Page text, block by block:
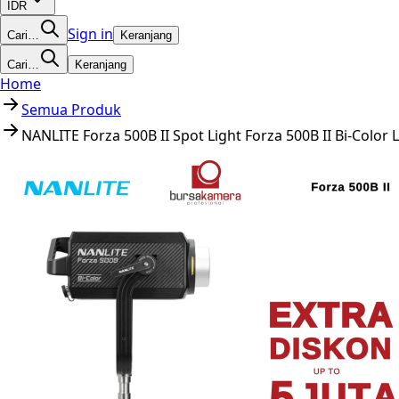
IDR
Cari… Sign in Keranjang
Cari… Keranjang
Home
Semua Produk
NANLITE Forza 500B II Spot Light Forza 500B II Bi-Color